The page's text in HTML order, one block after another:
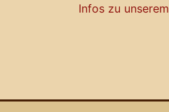
Infos zu